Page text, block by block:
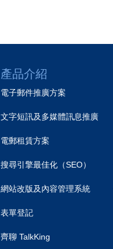
產品介紹
電子郵件推廣方案
文字短訊及多媒體訊息推廣
電郵租賃方案
搜尋引擎最佳化（SEO）
網站改版及內容管理系統
表單登記
齊聊 TalkKing